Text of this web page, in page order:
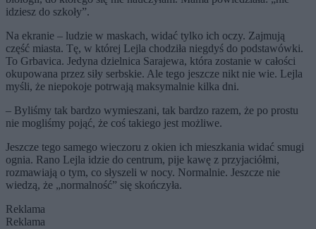
idziesz do szkoły”.
Na ekranie – ludzie w maskach, widać tylko ich oczy. Zajmują
część miasta. Tę, w której Lejla chodziła niegdyś do podstawówki.
To Grbavica. Jedyna dzielnica Sarajewa, która zostanie w całości
okupowana przez siły serbskie. Ale tego jeszcze nikt nie wie. Lejla
myśli, że niepokoje potrwają maksymalnie kilka dni.
– Byliśmy tak bardzo wymieszani, tak bardzo razem, że po prostu
nie mogliśmy pojąć, że coś takiego jest możliwe.
Jeszcze tego samego wieczoru z okien ich mieszkania widać smugi
ognia. Rano Lejla idzie do centrum, pije kawę z przyjaciółmi,
rozmawiają o tym, co słyszeli w nocy. Normalnie. Jeszcze nie
wiedzą, że „normalność” się skończyła.
Reklama
Reklama